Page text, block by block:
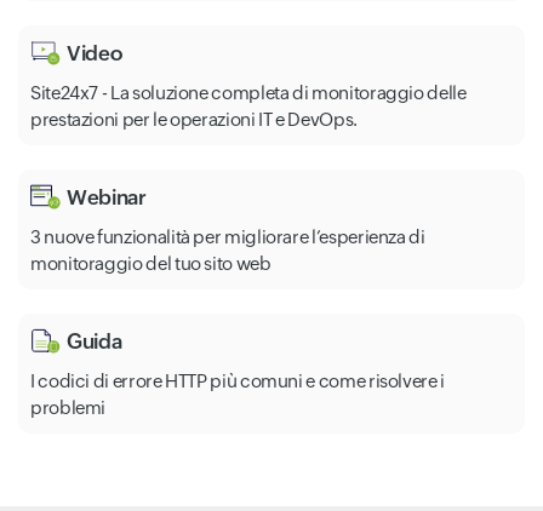
Video
Site24x7 - La soluzione completa di monitoraggio delle
prestazioni per le operazioni IT e DevOps.
Webinar
3 nuove funzionalità per migliorare l’esperienza di
monitoraggio del tuo sito web
Guida
I codici di errore HTTP più comuni e come risolvere i
problemi